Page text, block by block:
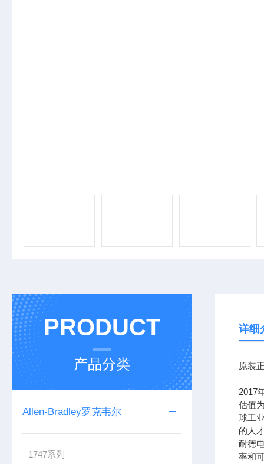
PRODUCT
产品分类
Allen-Bradley罗克韦尔
1747系列
详细
原装
2017
估值
球工
的人
耐德
率和